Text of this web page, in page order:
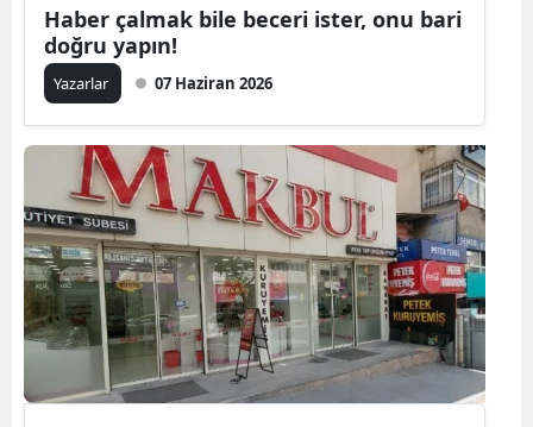
Haber çalmak bile beceri ister, onu bari
doğru yapın!
Yazarlar 07 Haziran 2026